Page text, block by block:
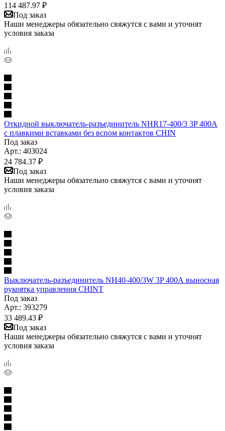
114 487.97 ₽
Под заказ
Наши менеджеры обязательно свяжутся с вами и уточнят
условия заказа
Откидной выключатель-разъединитель NHR17-400/3 3P 400А
с плавкими вставками без вспом контактов CHIN
Под заказ
Арт.: 403024
24 784.37 ₽
Под заказ
Наши менеджеры обязательно свяжутся с вами и уточнят
условия заказа
Выключатель-разъединитель NH40-400/3W 3P 400А выносная
рукоятка управления CHINT
Под заказ
Арт.: 393279
33 489.43 ₽
Под заказ
Наши менеджеры обязательно свяжутся с вами и уточнят
условия заказа